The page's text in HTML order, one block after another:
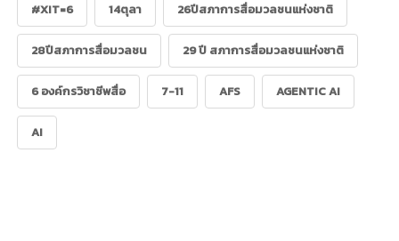
#XIT=6 14ตุลา 26ปีสภาการสื่อมวลชนแห่งชาติ
28ปีสภาการสื่อมวลชน 29 ปี สภาการสื่อมวลชนแห่งชาติ
6 องค์กรวิชาชีพสื่อ 7-11 AFS AGENTIC AI
AI